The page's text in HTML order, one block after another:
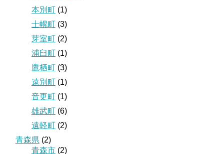
本別町 (1)
士幌町 (3)
芽室町 (2)
浦臼町 (1)
鷹栖町 (3)
遠別町 (1)
音更町 (1)
雄武町 (6)
遠軽町 (2)
青森県 (2)
青森市 (2)